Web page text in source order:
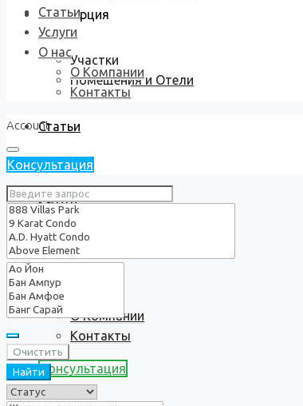
Коммерция
Участки
Помещения и Отели
Статьи
Услуги
О нас
О Компании
Контакты
Консультация
Статьи
Услуги
О нас
О Компании
Контакты
Account
Консультация
Очистить
Найти